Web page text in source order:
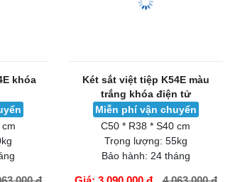
khóa
Két sắt việt tiệp K54E màu
trắng khóa điện tử
Miễn phí vận chuyển
C50 * R38 * S40 cm
Trọng lượng: 55kg
Bảo hành: 24 tháng